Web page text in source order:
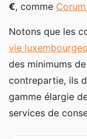
€, comme
Notons que les
vie
des minimums
contrepartie, ils
gamme élargie
services de